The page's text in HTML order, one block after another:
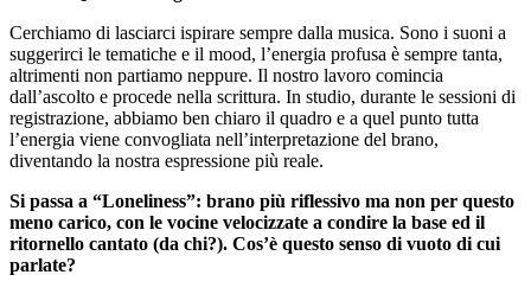
Cerchiamo di lasciarci ispirare sempre dalla musica. Sono i suoni a
suggerirci le tematiche e il mood, l’energia profusa è sempre tanta,
altrimenti non partiamo neppure. Il nostro lavoro comincia
dall’ascolto e procede nella scrittura. In studio, durante le sessioni di
registrazione, abbiamo ben chiaro il quadro e a quel punto tutta
l’energia viene convogliata nell’interpretazione del brano,
diventando la nostra espressione più reale.
Si passa a “Loneliness”: brano più riflessivo ma non per questo
meno carico, con le vocine velocizzate a condire la base ed il
ritornello cantato (da chi?). Cos’è questo senso di vuoto di cui
parlate?